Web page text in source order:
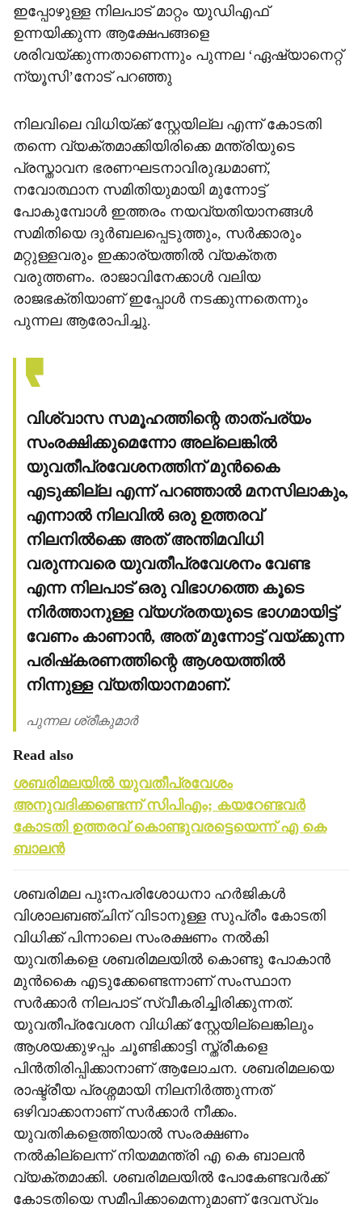
ഇപ്പോഴുള്ള നിലപാട് മാറ്റം യുഡിഎഫ്
ഉന്നയിക്കുന്ന ആക്ഷേപങ്ങളെ
ശരിവയ്ക്കുന്നതാണെന്നും പുന്നല ‘ഏഷ്യാനെറ്റ്
ന്യൂസി’നോട് പറഞ്ഞു
നിലവിലെ വിധിയ്ക്ക് സ്റ്റേയില്ല എന്ന് കോടതി
തന്നെ വ്യക്തമാക്കിയിരിക്കെ മന്ത്രിയുടെ
പ്രസ്താവന ഭരണഘടനാവിരുദ്ധമാണ്,
നവോത്ഥാന സമിതിയുമായി മുന്നോട്ട്
പോകുമ്പോള്‍ ഇത്തരം നയവ്യതിയാനങ്ങള്‍
സമിതിയെ ദുര്‍ബലപ്പെടുത്തും, സര്‍ക്കാരും
മറ്റുള്ളവരും ഇക്കാര്യത്തില്‍ വ്യക്തത
വരുത്തണം. രാജാവിനേക്കാള്‍ വലിയ
രാജഭക്തിയാണ് ഇപ്പോള്‍ നടക്കുന്നതെന്നും
പുന്നല ആരോപിച്ചു.
വിശ്വാസ സമൂഹത്തിന്റെ താത്പര്യം
സംരക്ഷിക്കുമെന്നോ അല്ലെങ്കില്‍
യുവതീപ്രവേശനത്തിന് മുന്‍കൈ
എടുക്കില്ല എന്ന് പറഞ്ഞാല്‍ മനസിലാകും,
എന്നാല്‍ നിലവില്‍ ഒരു ഉത്തരവ്
നിലനില്‍ക്കെ അത് അന്തിമവിധി
വരുന്നവരെ യുവതീപ്രവേശനം വേണ്ട
എന്ന നിലപാട് ഒരു വിഭാഗത്തെ കൂടെ
നിര്‍ത്താനുള്ള വ്യഗ്രതയുടെ ഭാഗമായിട്ട്
വേണം കാണാന്‍, അത് മുന്നോട്ട് വയ്ക്കുന്ന
പരിഷ്‌കരണത്തിന്റെ ആശയത്തില്‍
നിന്നുള്ള വ്യതിയാനമാണ്.
പുന്നല ശ്രീകുമാര്‍
Read also
ശബരിമലയില്‍ യുവതീപ്രവേശം
അനുവദിക്കണ്ടെന്ന് സിപിഎം; കയറേണ്ടവര്‍
കോടതി ഉത്തരവ് കൊണ്ടുവരട്ടെയെന്ന് എ കെ
ബാലന്‍
ശബരിമല പുഃനപരിശോധനാ ഹര്‍ജികള്‍
വിശാലബഞ്ചിന് വിടാനുള്ള സുപ്രീം കോടതി
വിധിക്ക് പിന്നാലെ സംരക്ഷണം നല്‍കി
യുവതികളെ ശബരിമലയില്‍ കൊണ്ടു പോകാന്‍
മുന്‍കൈ എടുക്കേണ്ടെന്നാണ് സംസ്ഥാന
സര്‍ക്കാര്‍ നിലപാട് സ്വീകരിച്ചിരിക്കുന്നത്.
യുവതീപ്രവേശന വിധിക്ക് സ്റ്റേയില്ലെങ്കിലും
ആശയക്കുഴപ്പം ചൂണ്ടിക്കാട്ടി സ്ത്രീകളെ
പിന്‍തിരിപ്പിക്കാനാണ് ആലോചന. ശബരിമലയെ
രാഷ്ട്രീയ പ്രശ്നമായി നിലനിര്‍ത്തുന്നത്
ഒഴിവാക്കാനാണ് സര്‍ക്കാര്‍ നീക്കം.
യുവതികളെത്തിയാല്‍ സംരക്ഷണം
നല്‍കില്ലെന്ന് നിയമമന്ത്രി എ കെ ബാലന്‍
വ്യക്തമാക്കി. ശബരിമലയില്‍ പോകേണ്ടവര്‍ക്ക്
കോടതിയെ സമീപിക്കാമെന്നുമാണ് ദേവസ്വം